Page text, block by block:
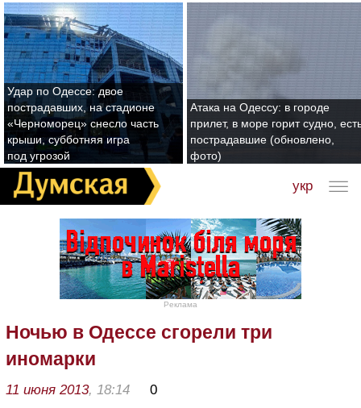
Удар по Одессе: двое
пострадавших, на стадионе
«Черноморец» снесло часть
крыши, субботняя игра
под угрозой
Атака на Одессу: в городе
прилет, в море горит судно,
пострадавшие (обновлено,
фото)
укр
Реклама
Ночью в Одессе сгорели три
иномарки
11 июня 2013, 18:14
0